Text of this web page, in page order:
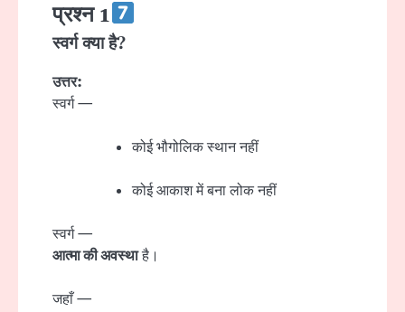
प्रश्न 1
स्वर्ग क्या है?
उत्तर:
स्वर्ग —
कोई भौगोलिक स्थान नहीं
कोई आकाश में बना लोक नहीं
स्वर्ग —
आत्मा की अवस्थाहै।
जहाँ —